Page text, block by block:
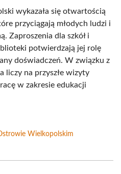
wykazała się otwartością
przyciągają młodych ludzi i
Zaproszenia dla szkół i
potwierdzają jej rolę
doświadczeń. W związku z
liczy na przyszłe wizyty
w zakresie edukacji
Wielkopolskim